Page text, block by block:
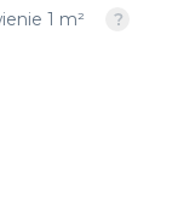
1 m²